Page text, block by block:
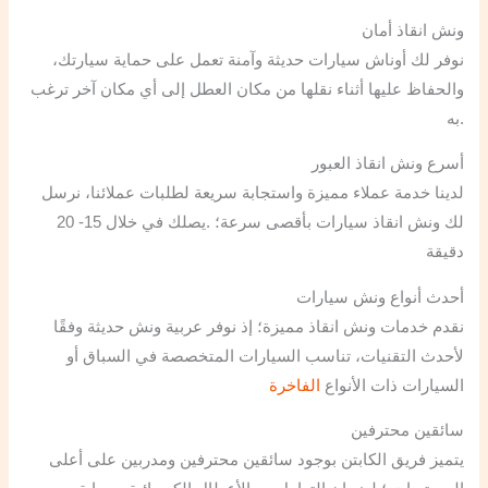
ونش انقاذ أمان
نوفر لك أوناش سيارات حديثة وآمنة تعمل على حماية سيارتك،
والحفاظ عليها أثناء نقلها من مكان العطل إلى أي مكان آخر ترغب
به.
أسرع ونش انقاذ العبور
لدينا خدمة عملاء مميزة واستجابة سريعة لطلبات عملائنا، نرسل
لك ونش انقاذ سيارات بأقصى سرعة؛ .يصلك في خلال 15- 20
دقيقة
أحدث أنواع ونش سيارات
نقدم خدمات ونش انقاذ مميزة؛ إذ نوفر عربية ونش حديثة وفقًا
لأحدث التقنيات، تناسب السيارات المتخصصة في السباق أو
السيارات ذات الأنواع
الفاخرة
سائقين محترفين
يتميز فريق الكابتن بوجود سائقين محترفين ومدربين على أعلى